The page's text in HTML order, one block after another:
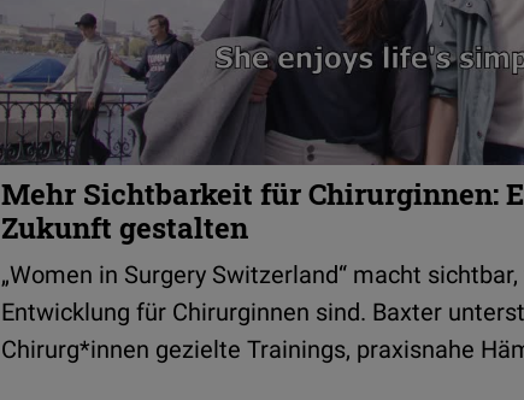
Mehr Sichtbarkeit für Chirurginnen:
Zukunft gestalten
„Women in Surgery Switzerland“ macht
Entwicklung für Chirurginnen sind. Baxter
Chirurg*innen gezielte Trainings, praxisnahe